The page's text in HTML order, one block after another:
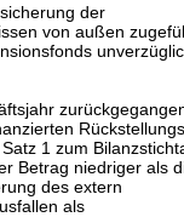
der
von außen
1 zum
Betrag niedriger als
des extern
als